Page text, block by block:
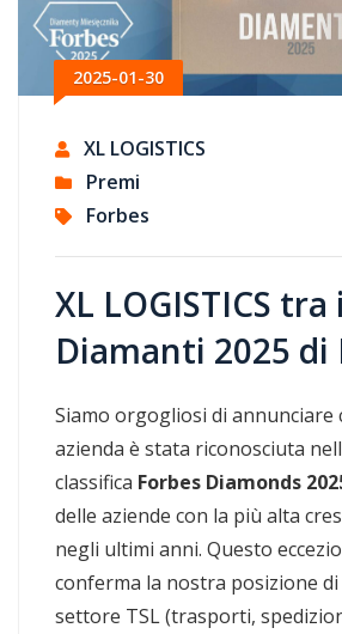
2025-01-30
XL LOGISTICS
Premi
Forbes
XL LOGISTICS tra i
Diamanti 2025 di
Siamo orgogliosi di annunciare
azienda è stata riconosciuta
classifica Forbes Diamonds
delle aziende con la più alta
negli ultimi anni. Questo
conferma la nostra posizione
settore TSL (trasporti,